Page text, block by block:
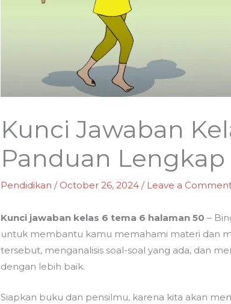
Kunci Jawaban
Panduan
Pendidikan / October 26, 2024/ Leave a
Kunci jawaban kelas 6 tema 6 halaman 50 –
untuk membantu kamu memahami materi dan
tersebut, menganalisis soal-soal yang ada, dan
dengan lebih baik.
Siapkan buku dan pensilmu, karena kita akan